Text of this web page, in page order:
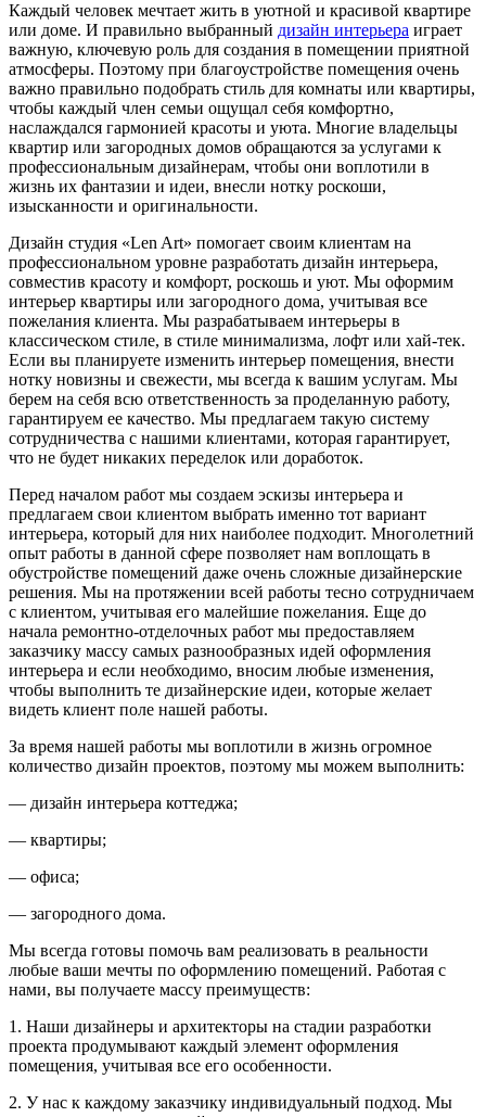
Каждый человек мечтает жить в уютной и красивой квартире
или доме. И правильно выбранный дизайн интерьера играет
важную, ключевую роль для создания в помещении приятной
атмосферы. Поэтому при благоустройстве помещения очень
важно правильно подобрать стиль для комнаты или квартиры,
чтобы каждый член семьи ощущал себя комфортно,
наслаждался гармонией красоты и уюта. Многие владельцы
квартир или загородных домов обращаются за услугами к
профессиональным дизайнерам, чтобы они воплотили в
жизнь их фантазии и идеи, внесли нотку роскоши,
изысканности и оригинальности.
Дизайн студия «Len Art» помогает своим клиентам на
профессиональном уровне разработать дизайн интерьера,
совместив красоту и комфорт, роскошь и уют. Мы оформим
интерьер квартиры или загородного дома, учитывая все
пожелания клиента. Мы разрабатываем интерьеры в
классическом стиле, в стиле минимализма, лофт или хай-тек.
Если вы планируете изменить интерьер помещения, внести
нотку новизны и свежести, мы всегда к вашим услугам. Мы
берем на себя всю ответственность за проделанную работу,
гарантируем ее качество. Мы предлагаем такую систему
сотрудничества с нашими клиентами, которая гарантирует,
что не будет никаких переделок или доработок.
Перед началом работ мы создаем эскизы интерьера и
предлагаем свои клиентом выбрать именно тот вариант
интерьера, который для них наиболее подходит. Многолетний
опыт работы в данной сфере позволяет нам воплощать в
обустройстве помещений даже очень сложные дизайнерские
решения. Мы на протяжении всей работы тесно сотрудничаем
с клиентом, учитывая его малейшие пожелания. Еще до
начала ремонтно-отделочных работ мы предоставляем
заказчику массу самых разнообразных идей оформления
интерьера и если необходимо, вносим любые изменения,
чтобы выполнить те дизайнерские идеи, которые желает
видеть клиент поле нашей работы.
За время нашей работы мы воплотили в жизнь огромное
количество дизайн проектов, поэтому мы можем выполнить:
— дизайн интерьера коттеджа;
— квартиры;
— офиса;
— загородного дома.
Мы всегда готовы помочь вам реализовать в реальности
любые ваши мечты по оформлению помещений. Работая с
нами, вы получаете массу преимуществ:
1. Наши дизайнеры и архитекторы на стадии разработки
проекта продумывают каждый элемент оформления
помещения, учитывая все его особенности.
2. У нас к каждому заказчику индивидуальный подход. Мы